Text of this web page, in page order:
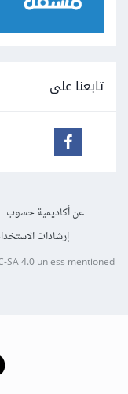
تابعنا على
عن أكاديمية حسوب
إرشادات
SA 4.0unless mentioned